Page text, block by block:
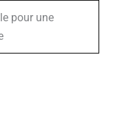
pour une